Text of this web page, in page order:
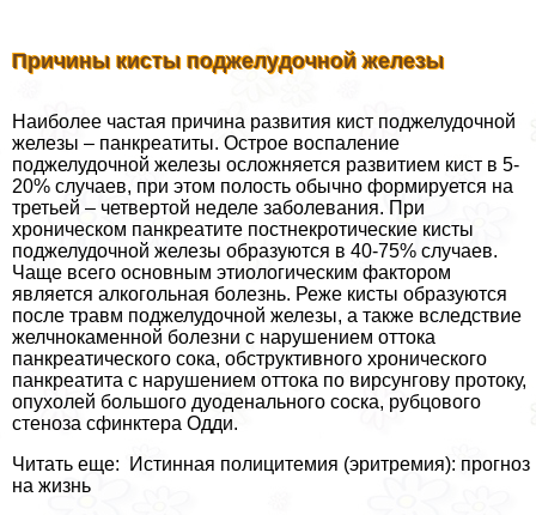
Причины кисты поджелудочной железы
Наиболее частая причина развития кист поджелудочной
железы – панкреатиты. Острое воспаление
поджелудочной железы осложняется развитием кист в 5-
20% случаев, при этом полость обычно формируется на
третьей – четвертой неделе заболевания. При
хроническом панкреатите постнекротические кисты
поджелудочной железы образуются в 40-75% случаев.
Чаще всего основным этиологическим фактором
является алкогольная болезнь. Реже кисты образуются
после травм поджелудочной железы, а также вследствие
желчнокаменной болезни с нарушением оттока
панкреатического сока, обструктивного хронического
панкреатита с нарушением оттока по вирсунгову протоку,
опухолей большого дуоденального соска, рубцового
стеноза сфинктера Одди.
Читать еще: Истинная полицитемия (эритремия): прогноз
на жизнь